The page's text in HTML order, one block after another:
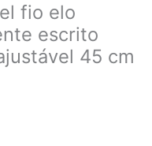
fio elo
escrito
45 cm